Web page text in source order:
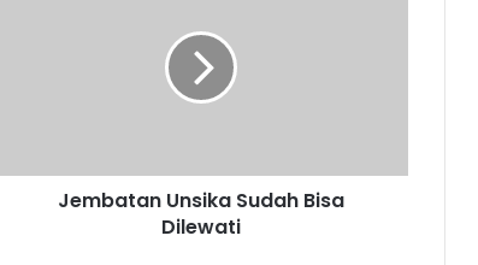
Jembatan Unsika Sudah Bisa
Dilewati